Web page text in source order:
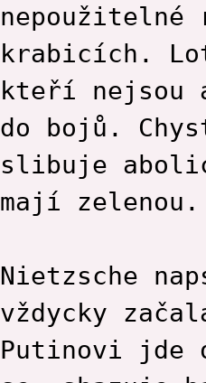
nepoužitelné
krabicích.
kteří nejsou
do bojů.
slibuje
mají zelenou.
Nietzsche
vždycky
Putinovi jde